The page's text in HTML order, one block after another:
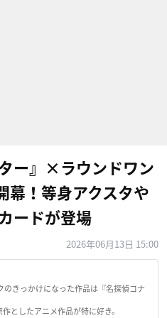
ー』×ラウンドワン
幕！等身アクスタや
ードが登場
2026年06月13日 15:00
のきっかけになった作品は『名探偵コナ
としたアニメ作品が特に好き。